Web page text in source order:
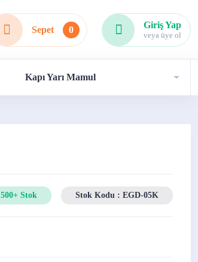
Sepet 0 Giriş Yap
veya üye ol
Kapı Yarı Mamul
500+ Stok Stok Kodu : EGD-05K